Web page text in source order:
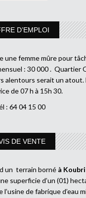
D’EMPLOI
une femme mûre pour
: 30 000 . Quartier
alentours serait un atout.
de 07 h à 15h 30.
: 64 04 15 00
DE VENTE
un terrain borné à Koubri
superficie d’un (01)
de fabrique d’eau